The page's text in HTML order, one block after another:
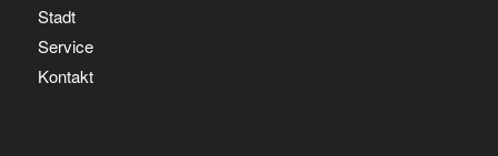
Stadt
Service
Kontakt